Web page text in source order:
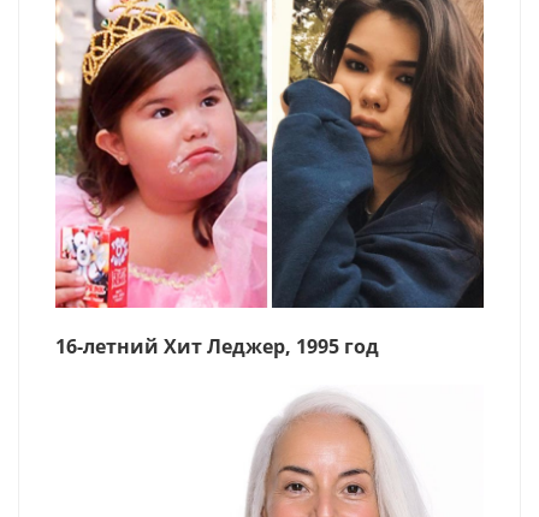
16-летний Хит Леджер, 1995 год